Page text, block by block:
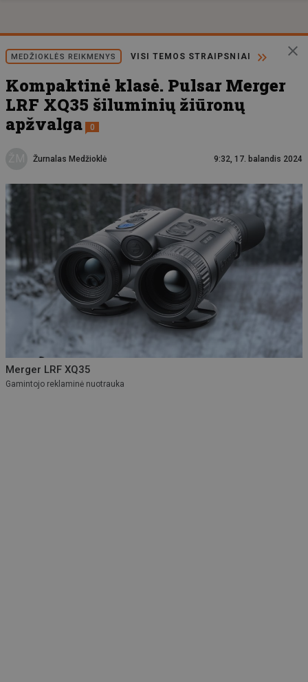
MEDŽIOKLĖS REIKMENYS VISI TEMOS STRAIPSNIAI
Kompaktinė klasė. Pulsar Merger
LRF XQ35 šiluminių žiūronų
apžvalga
0
Žurnalas Medžioklė 9:32, 17. balandis 2024
Merger LRF XQ35
Gamintojo reklaminė nuotrauka